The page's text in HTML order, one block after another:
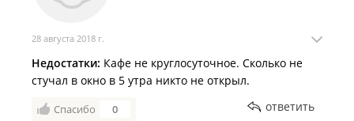
28 августа 2018 г.
Недостатки: Кафе не круглосуточное. Сколько не
стучал в окно в 5 утра никто не открыл.
Спасибо 0 ответить